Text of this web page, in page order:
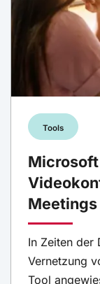
Tools
Meetings
In Zeiten der
Vernetzung
Tool